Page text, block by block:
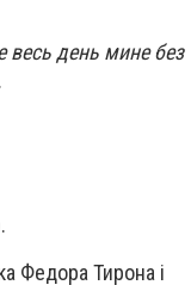
весь день мине без
Федора Тирона і